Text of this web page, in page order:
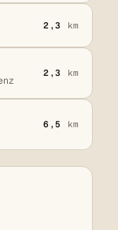
2,3 km
2,3 km
6,5 km